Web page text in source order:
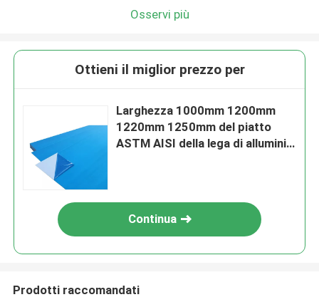
Osservi più
Ottieni il miglior prezzo per
Larghezza 1000mm 1200mm
1220mm 1250mm del piatto
ASTM AISI della lega di alluminio
Continua
Prodotti raccomandati